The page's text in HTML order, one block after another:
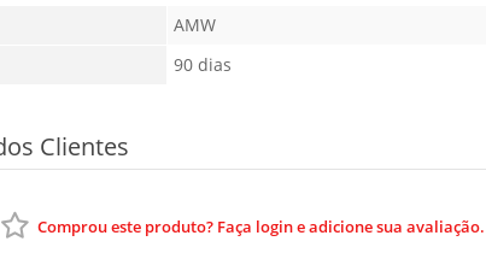
AMW
90 dias
Clientes
Comprou este produto? Faça login e adicione sua avaliação.